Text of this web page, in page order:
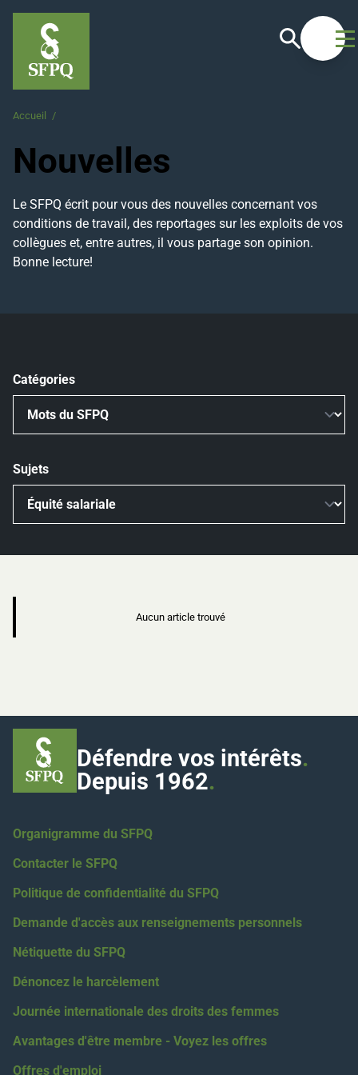
Recherche
Accueil /
Nouvelles
Le SFPQ écrit pour vous des nouvelles concernant vos
conditions de travail, des reportages sur les exploits de vos
collègues et, entre autres, il vous partage son opinion.
Bonne lecture!
Catégories
Sujets
Aucun article trouvé
Défendre vos intérêts.
Depuis 1962.
Organigramme du SFPQ
Contacter le SFPQ
Politique de confidentialité du SFPQ
Demande d'accès aux renseignements personnels
Nétiquette du SFPQ
Dénoncez le harcèlement
Journée internationale des droits des femmes
Avantages d'être membre - Voyez les offres
Offres d'emploi